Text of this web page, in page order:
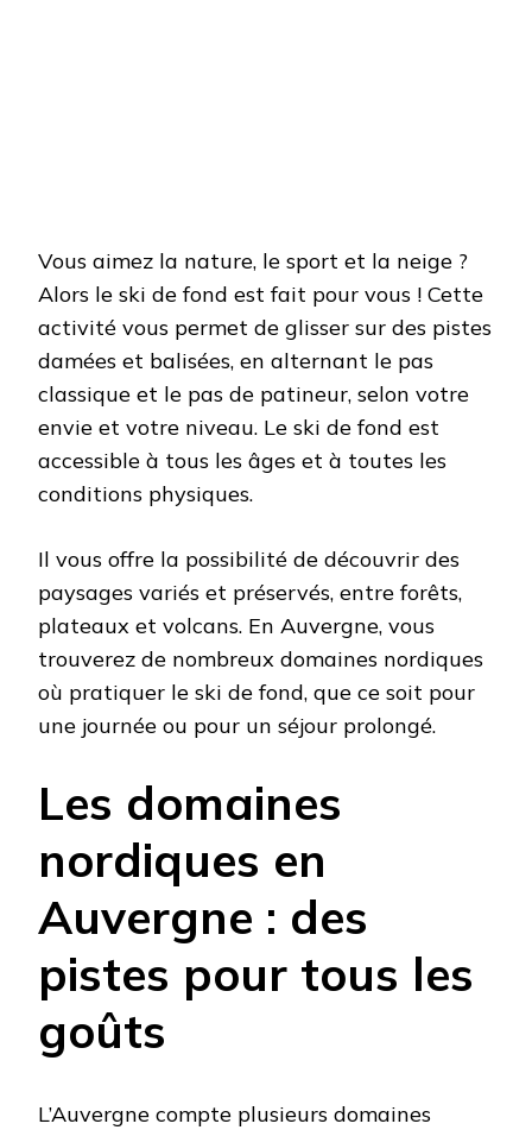
Vous aimez la nature, le sport et la neige ?
Alors le ski de fond est fait pour vous ! Cette
activité vous permet de glisser sur des pistes
damées et balisées, en alternant le pas
classique et le pas de patineur, selon votre
envie et votre niveau. Le ski de fond est
accessible à tous les âges et à toutes les
conditions physiques.
Il vous offre la possibilité de découvrir des
paysages variés et préservés, entre forêts,
plateaux et volcans. En Auvergne, vous
trouverez de nombreux domaines nordiques
où pratiquer le ski de fond, que ce soit pour
une journée ou pour un séjour prolongé.
Les domaines
nordiques en
Auvergne : des
pistes pour tous les
goûts
L’Auvergne compte plusieurs domaines